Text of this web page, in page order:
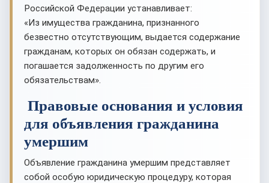
Российской Федерации устанавливает:
«Из имущества гражданина, признанного
безвестно отсутствующим, выдается содержание
гражданам, которых он обязан содержать, и
погашается задолженность по другим его
обязательствам».
Правовые основания и условия
для объявления гражданина
умершим
Объявление гражданина умершим представляет
собой особую юридическую процедуру, которая